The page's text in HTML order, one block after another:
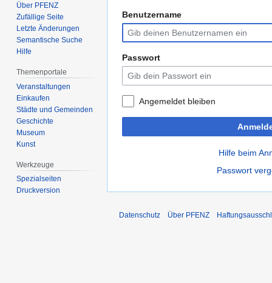
Zur
Navigation
springen
Zur
Suche
springen
Benutzername
Passwort
Angemeldet bleiben
Hilfe beim
Passwort
Über PFENZ
Zufällige Seite
Letzte Änderungen
Semantische Suche
Hilfe
Themenportale
Veranstaltungen
Einkaufen
Städte und Gemeinden
Geschichte
Museum
Kunst
Werkzeuge
Spezialseiten
Druckversion
Datenschutz Über PFENZ